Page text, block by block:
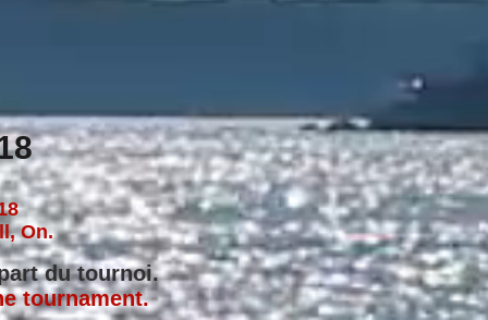
On.
du tournoi.
tournament.